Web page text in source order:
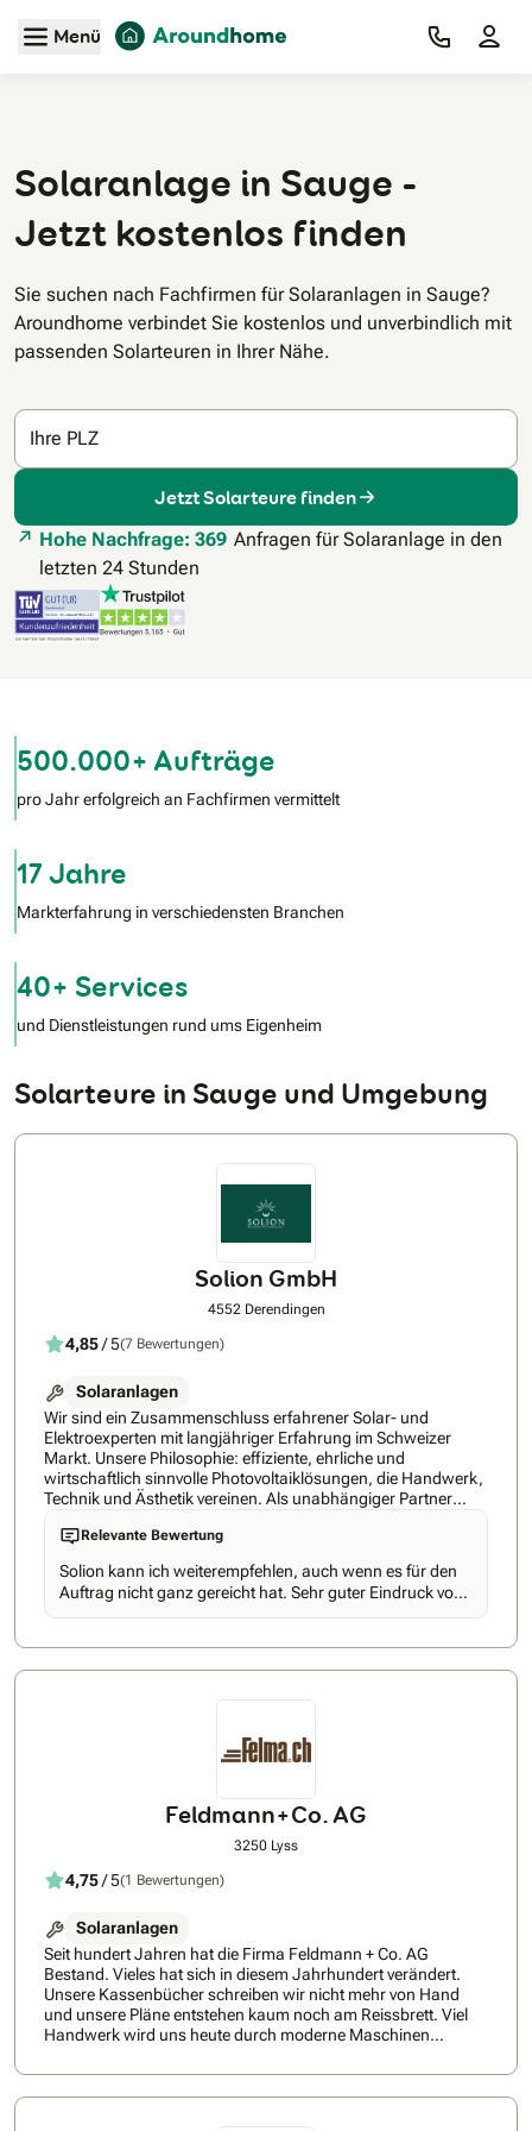
Zum Hauptinhalt
Menü
Solaranlage in Sauge -
Jetzt kostenlos finden
Sie suchen nach Fachfirmen für Solaranlagen in Sauge?
Aroundhome verbindet Sie kostenlos und unverbindlich mit
passenden Solarteuren in Ihrer Nähe.
Ihre PLZ
Jetzt Solarteure finden
Hohe Nachfrage: 369 Anfragen für Solaranlage in den
letzten 24 Stunden
500.000+ Aufträge
pro Jahr erfolgreich an Fachfirmen vermittelt
17 Jahre
Markterfahrung in verschiedensten Branchen
40+ Services
und Dienstleistungen rund ums Eigenheim
Solarteure in Sauge und Umgebung
Solion GmbH
4552 Derendingen
4,85/ 5(7 Bewertungen)
Solaranlagen
Wir sind ein Zusammenschluss erfahrener Solar- und
Elektroexperten mit langjähriger Erfahrung im Schweizer
Markt. Unsere Philosophie: effiziente, ehrliche und
wirtschaftlich sinnvolle Photovoltaiklösungen, die Handwerk,
Technik und Ästhetik vereinen. Als unabhängiger Partner
bieten wir neutrale Beratung und entwickeln nachhaltige
Energielösungen, die zu Ihren Zielen passen, wirtschaftlich
wie technisch. Wir legen grossen Wert auf klare
Kommunikation, höchste handwerkliche Präzision und eine
termingetreue Umsetzung. Unsere Kundinnen und Kunden
schätzen unsere Fachkompetenz, Zuverlässigkeit und die
für eine sichere und nachhaltige Zukunft.
Relevante Bewertung
Solion kann ich weiterempfehlen, auch wenn es für den
Auftrag nicht ganz gereicht hat. Sehr guter Eindruck von
der Firma
Feldmann+Co. AG
3250 Lyss
4,75/ 5(1 Bewertungen)
Solaranlagen
Seit hundert Jahren hat die Firma Feldmann + Co. AG
Bestand. Vieles hat sich in diesem Jahrhundert verändert.
Unsere Kassenbücher schreiben wir nicht mehr von Hand
und unsere Pläne entstehen kaum noch am Reissbrett. Viel
Handwerk wird uns heute durch moderne Maschinen
Vernetzungsmöglichkeiten denken wir heutzutage weit über
die regionalen Grenzen hinaus.Auch wenn sich vieles in der